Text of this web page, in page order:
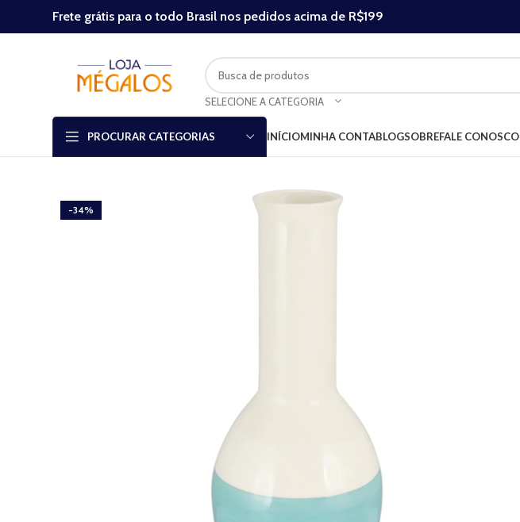
Frete grátis para o todo Brasil nos pedidos acima de R$199
SELECIONE A CATEGORIA
PROCURAR CATEGORIAS INÍCIOMINHA CONTABLOGSOBREFALE CONOSCO
-34%